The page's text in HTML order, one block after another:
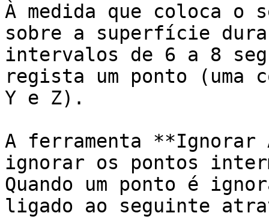
À medida que coloca o
sobre a superfície
intervalos de 6 a 8
regista um ponto (uma
Y e Z).
A ferramenta **Ignorar
ignorar os pontos
Quando um ponto é
ligado ao seguinte